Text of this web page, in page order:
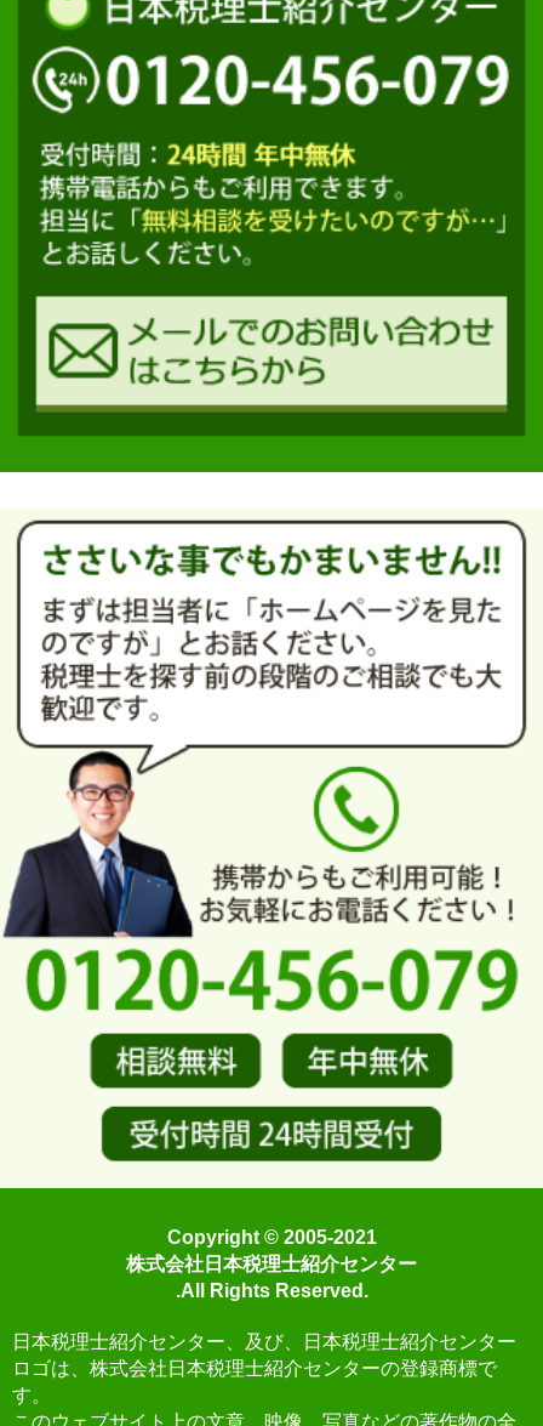
Copyright © 2005-2021
株式会社日本税理士紹介センター
.All Rights Reserved.
日本税理士紹介センター、及び、日本税理士紹介センター
ロゴは、株式会社日本税理士紹介センターの登録商標で
す。
このウェブサイト上の文章、映像、写真などの著作物の全